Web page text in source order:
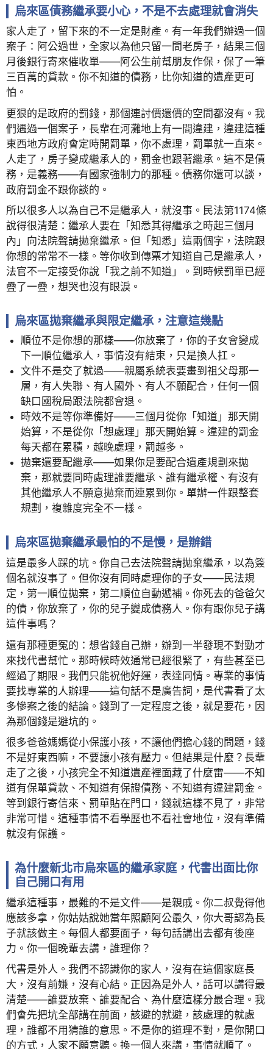
烏來區債務繼承要小心，不是不去處理就會消失
家人走了，留下來的不一定是財產。有一年我們辦過一個
案子：阿公過世，全家以為他只留一間老房子，結果三個
月後銀行寄來催收單——阿公生前幫朋友作保，保了一筆
三百萬的貸款。你不知道的債務，比你知道的遺產更可
怕。
更狠的是政府的罰錢，那個連討價還價的空間都沒有。我
們遇過一個案子，長輩在河灘地上有一間違建，違建這種
東西地方政府會定時開罰單，你不處理，罰單就一直來。
人走了，房子變成繼承人的，罰金也跟著繼承。這不是債
務，是義務——有國家強制力的那種。債務你還可以談，
政府罰金不跟你談的。
所以很多人以為自己不是繼承人，就沒事。民法第1174條
說得很清楚：繼承人要在「知悉其得繼承之時起三個月
內」向法院聲請拋棄繼承。但「知悉」這兩個字，法院跟
你想的常常不一樣。等你收到傳票才知道自己是繼承人，
法官不一定接受你說「我之前不知道」。到時候罰單已經
疊了一疊，想哭也沒有眼淚。
烏來區拋棄繼承與限定繼承，注意這幾點
順位不是你想的那樣——你放棄了，你的子女會變成
下一順位繼承人，事情沒有結束，只是換人扛。
文件不是交了就過——親屬系統表要畫到祖父母那一
層，有人失聯、有人國外、有人不願配合，任何一個
缺口國稅局跟法院都會退。
時效不是等你準備好——三個月從你「知道」那天開
始算，不是從你「想處理」那天開始算。違建的罰金
每天都在累積，越晚處理，罰越多。
拋棄還要配繼承——如果你是要配合遺產規劃來拋
棄，那就要同時處理誰要繼承、誰有繼承權、有沒有
其他繼承人不願意拋棄而連累到你。單辦一件跟整套
規劃，複雜度完全不一樣。
烏來區拋棄繼承最怕的不是慢，是辦錯
這是最多人踩的坑。你自己去法院聲請拋棄繼承，以為簽
個名就沒事了。但你沒有同時處理你的子女——民法規
定，第一順位拋棄，第二順位自動遞補。你死去的爸爸欠
的債，你放棄了，你的兒子變成債務人。你有跟你兒子講
這件事嗎？
還有那種更冤的：想省錢自己辦，辦到一半發現不對勁才
來找代書幫忙。那時候時效通常已經很緊了，有些甚至已
經過了期限。我們只能祝他好運，表達同情。專業的事情
要找專業的人辦理——這句話不是廣告詞，是代書看了太
多慘案之後的結論。錢到了一定程度之後，就是要花，因
為那個錢是避坑的。
很多爸爸媽媽從小保護小孩，不讓他們擔心錢的問題，錢
不是好東西嘛，不要讓小孩有壓力。但結果是什麼？長輩
走了之後，小孩完全不知道遺產裡面藏了什麼雷——不知
道有保單貸款、不知道有保證債務、不知道有違建罰金。
等到銀行寄信來、罰單貼在門口，錢就這樣不見了，非常
非常可惜。這種事情不看學歷也不看社會地位，沒有準備
就沒有保護。
為什麼新北市烏來區的繼承家庭，代書出面比你
自己開口有用
繼承這種事，最難的不是文件——是親戚。你二叔覺得他
應該多拿，你姑姑說她當年照顧阿公最久，你大哥認為長
子就該做主。每個人都要面子，每句話講出去都有後座
力。你一個晚輩去講，誰理你？
代書是外人。我們不認識你的家人，沒有在這個家庭長
大，沒有前嫌，沒有心結。正因為是外人，話可以講得最
清楚——誰要放棄、誰要配合、為什麼這樣分最合理。我
們會先把坑全部講在前面，該避的就避，該處理的就處
理，誰都不用猜誰的意思。不是你的道理不對，是你開口
的方式，人家不願意聽。換一個人來講，事情就順了。